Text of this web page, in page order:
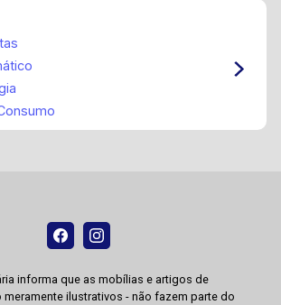
informa que as mobílias e artigos de
ilustrativos - não fazem parte do